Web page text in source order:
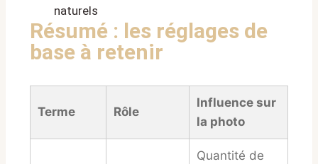
naturels
Résumé : les réglages de
base à retenir
Terme Rôle
Influence sur
la photo
Quantité de